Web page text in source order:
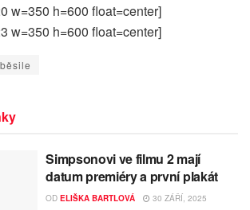
w=350 h=600 float=center]
w=350 h=600 float=center]
Simpsonovi ve filmu 2 mají
datum premiéry a první plakát
OD ELIŠKA BARTLOVÁ 30 ZÁŘÍ, 2025